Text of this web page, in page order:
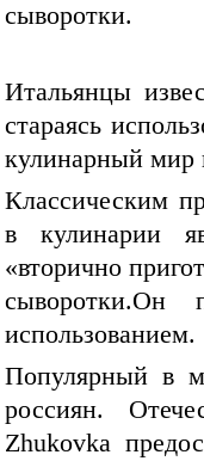
сыворотки.
Итальянцы
стараясь
кулинарный мир
Классическим
в кулинарии
«вторично
сыворотки.Он
использованием.
Популярный в
россиян.
Zhukovka